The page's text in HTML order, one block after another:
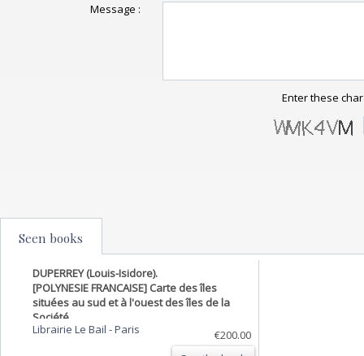
Message :
Enter these
Seen books
DUPERREY (Louis-Isidore).
[POLYNESIE FRANCAISE] Carte des îles
situées au sud et à l'ouest des îles de la
Société.
Librairie Le Bail -Paris
€200.00